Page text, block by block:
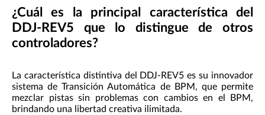
¿Cuál es la principal característica del
DDJ-REV5 que lo distingue de otros
controladores?
La característica distintiva del DDJ-REV5 es su innovador
sistema de Transición Automática de BPM, que permite
mezclar pistas sin problemas con cambios en el BPM,
brindando una libertad creativa ilimitada.